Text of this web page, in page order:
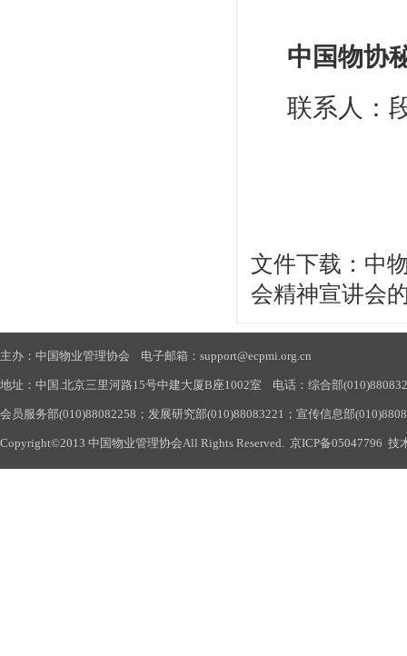
中国物协
联系人：
文件下载：中
会精神宣讲会
主办：中国物业管理协会 电子邮箱：support@ecpmi.org.cn
地址：中国.北京三里河路15号中建大厦B座1002室 电话：综合部
会员服务部(010)88082258；发展研究部(010)88083221；宣传信息部
Copyright©2013 中国物业管理协会All Rights Reserved. 京ICP备05047796 技